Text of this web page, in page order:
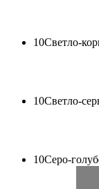
10Светло-
10Светло-
10Серо-